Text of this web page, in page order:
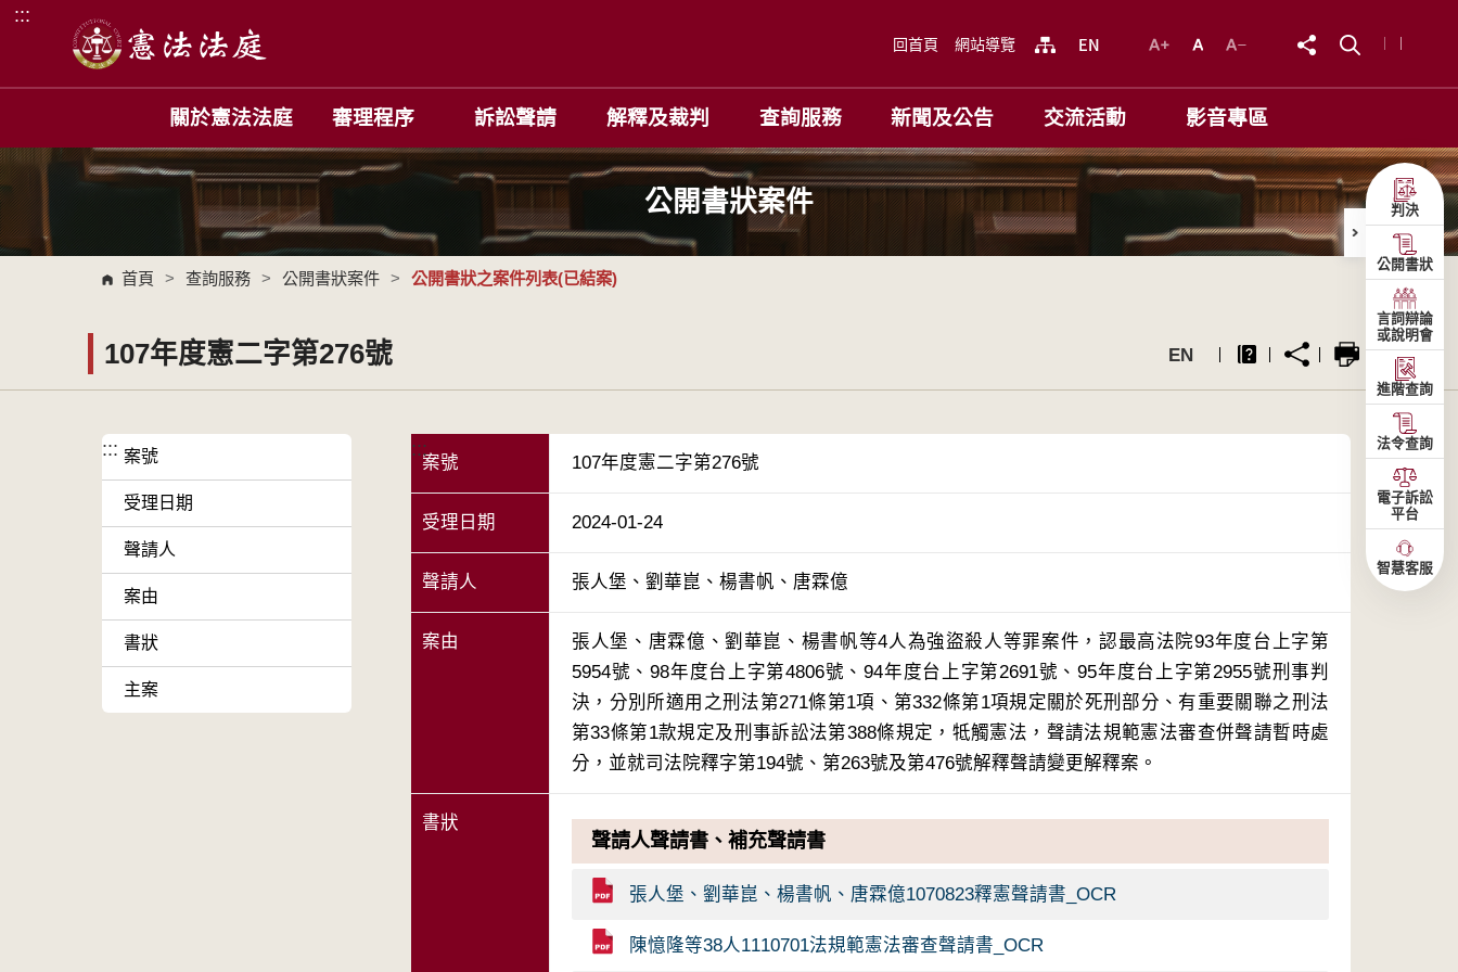
跳到主要內容區塊
:::
回首頁 網站導覽
關於憲法法庭 審理程序 訴訟聲請 解釋及裁判 查詢服務 新聞及公告 交流活動 影音專區
公開書狀案件
首頁 > 查詢服務 > 公開書狀案件 > 公開書狀之案件列表(已結案)
107年度憲二字第276號 EN
::: 案號
受理日期
聲請人
案由
書狀
主案
:::
案號 107年度憲二字第276號
受理日期 2024-01-24
聲請人 張人堡、劉華崑、楊書帆、唐霖億
案由
張人堡、唐霖億、劉華崑、楊書帆等4人為強盜殺人等罪案件，認最高法院93年度台上字第
5954號、98年度台上字第4806號、94年度台上字第2691號、95年度台上字第2955號刑事判
決，分別所適用之刑法第271條第1項、第332條第1項規定關於死刑部分、有重要關聯之刑法
第33條第1款規定及刑事訴訟法第388條規定，牴觸憲法，聲請法規範憲法審查併聲請暫時處
分，並就司法院釋字第194號、第263號及第476號解釋聲請變更解釋案。
書狀
聲請人聲請書、補充聲請書
張人堡、劉華崑、楊書帆、唐霖億1070823釋憲聲請書_OCR
陳憶隆等38人1110701法規範憲法審查聲請書_OCR
判決
公開書狀
言詞辯論
或說明會
進階查詢
法令查詢
電子訴訟
平台
智慧客服